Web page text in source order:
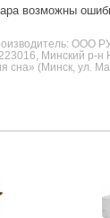
возможны
ООО
Минский р-н
сна» (Минск, ул.